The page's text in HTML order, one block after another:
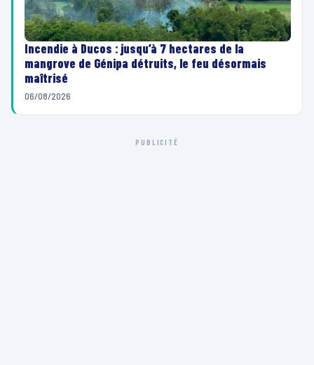
Incendie à Ducos : jusqu’à 7 hectares de la
mangrove de Génipa détruits, le feu désormais
maîtrisé
06/08/2026
PUBLICITÉ